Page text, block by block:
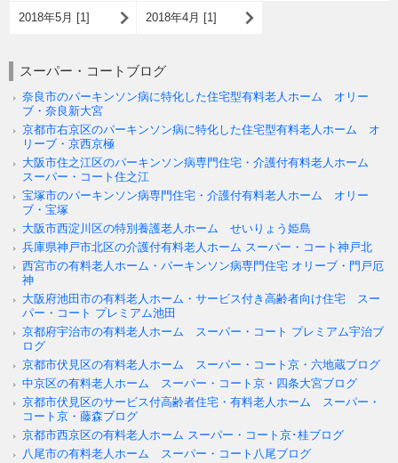
2018年5月 [1] 2018年4月 [1]
スーパー・コートブログ
奈良市のパーキンソン病に特化した住宅型有料老人ホーム オリー
ブ・奈良新大宮
京都市右京区のパーキンソン病に特化した住宅型有料老人ホーム オ
リーブ・京西京極
大阪市住之江区のパーキンソン病専門住宅・介護付有料老人ホーム
スーパー・コート住之江
宝塚市のパーキンソン病専門住宅・介護付有料老人ホーム オリー
ブ・宝塚
大阪市西淀川区の特別養護老人ホーム せいりょう姫島
兵庫県神戸市北区の介護付有料老人ホーム スーパー・コート神戸北
西宮市の有料老人ホーム・パーキンソン病専門住宅 オリーブ・門戸厄
神
大阪府池田市の有料老人ホーム・サービス付き高齢者向け住宅 スー
パー・コート プレミアム池田
京都府宇治市の有料老人ホーム スーパー・コート プレミアム宇治ブ
ログ
京都市伏見区の有料老人ホーム スーパー・コート京・六地蔵ブログ
中京区の有料老人ホーム スーパー・コート京・四条大宮ブログ
京都市伏見区のサービス付高齢者住宅・有料老人ホーム スーパー・
コート京・藤森ブログ
京都市西京区の有料老人ホーム スーパー・コート京･桂ブログ
八尾市の有料老人ホーム スーパー・コート八尾ブログ